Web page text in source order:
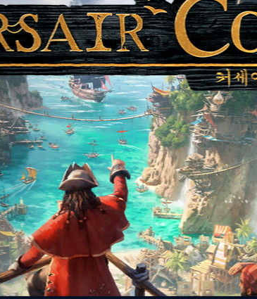
즈 한국어판] 제품코드(키) 발송 및 출시 안내
] 출시 및 프로모션 안내
즈 주말특가 프로모션 안내
크 어리즌 한국어판] 예약판매 안내
인한 결제 시스템 이용 제한 안내